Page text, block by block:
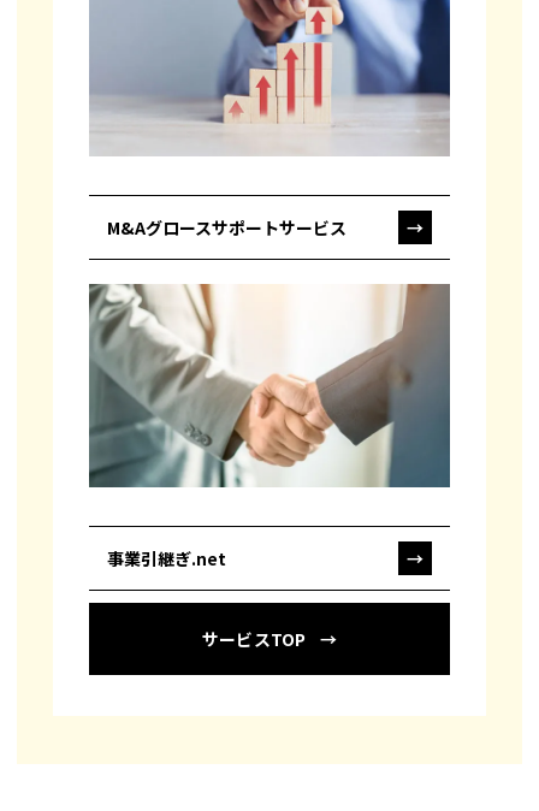
M&Aグロースサポートサービス →
事業引継ぎ.net →
サービスTOP